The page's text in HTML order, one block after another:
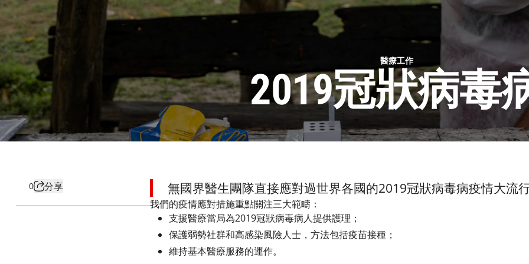
醫療工作
2019冠狀病毒
0 分享 無國界醫生團隊直接應對過世界各國的2019冠狀病毒病疫情大流
我們的疫情應對措施重點關注三大範疇：
支援醫療當局為2019冠狀病毒病人提供護理；
保護弱勢社群和高感染風險人士，方法包括疫苗接種；
維持基本醫療服務的運作。